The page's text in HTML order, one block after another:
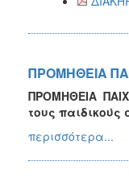
ΠΡΟΜΗΘΕΙΑ
ΠΡΟΜΗΘΕΙΑ
τους
περισσότερα...